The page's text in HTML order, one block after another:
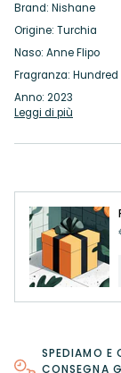
Brand: Nishane
Origine: Turchia
Naso: Anne Flipo
Fragranza: Hundred
Anno: 2023
Leggi di più
SPEDIAMO E
CONSEGNA